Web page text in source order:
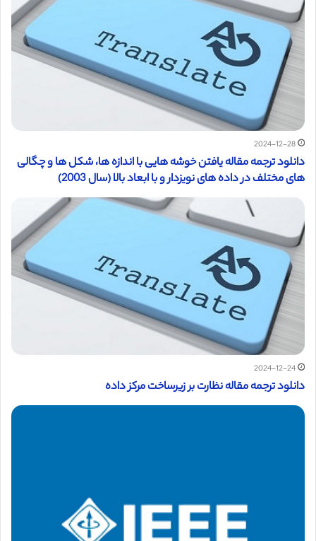
2024-12-28
دانلود ترجمه مقاله یافتن خوشه هایی با اندازه ها، شکل ها و چگالی
های مختلف در داده های نویزدار و با ابعاد بالا (سال 2003)
2024-12-24
دانلود ترجمه مقاله نظارت بر زیرساخت مرکز داده